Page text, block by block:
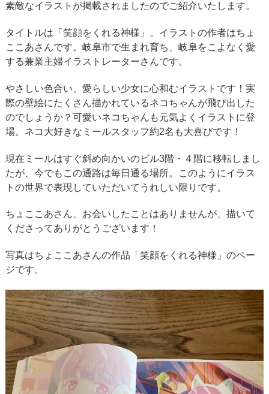
素敵なイラストが掲載されましたのでご紹介いたします。
タイトルは「笑顔をくれる神様」。イラストの作者はちょ
ここあさんです。岐阜市で生まれ育ち、岐阜をこよなく愛
する兼業主婦イラストレーターさんです。
やさしい色合い、愛らしい少女に心和むイラストです！実
際の壁絵にたくさん描かれているネコちゃんが飛び出した
のでしょうか？可愛いネコちゃんも元気よくイラストに登
場。ネコ大好きなミールスタッフ約2名も大喜びです！
現在ミールはすぐ斜め向かいのビル3階・４階に移転しまし
たが、今でもこの通路は毎日通る場所。このようにイラス
トの世界で表現していただいてうれしい限りです。
ちょここあさん、お会いしたことはありませんが、描いて
くださってありがとうございます！
写真はちょここあさんの作品「笑顔をくれる神様」のペー
ジです。